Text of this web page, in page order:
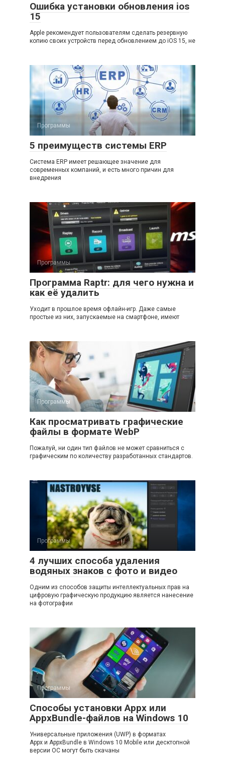
Ошибка установки обновления ios
15
Apple рекомендует пользователям сделать резервную
копию своих устройств перед обновлением до iOS 15, не
Программы
5 преимуществ системы ERP
Система ERP имеет решающее значение для
современных компаний, и есть много причин для
внедрения
Программы
Программа Raptr: для чего нужна и
как её удалить
Уходит в прошлое время офлайн-игр. Даже самые
простые из них, запускаемые на смартфоне, имеют
Программы
Как просматривать графические
файлы в формате WebP
Пожалуй, ни один тип файлов не может сравниться с
графическим по количеству разработанных стандартов.
Программы
4 лучших способа удаления
водяных знаков с фото и видео
Одним из способов защиты интеллектуальных прав на
цифровую графическую продукцию является нанесение
на фотографии
Программы
Способы установки Appx или
AppxBundle-файлов на Windows 10
Универсальные приложения (UWP) в форматах
Appx и AppxBundle в Windows 10 Mobile или десктопной
версии ОС могут быть скачаны